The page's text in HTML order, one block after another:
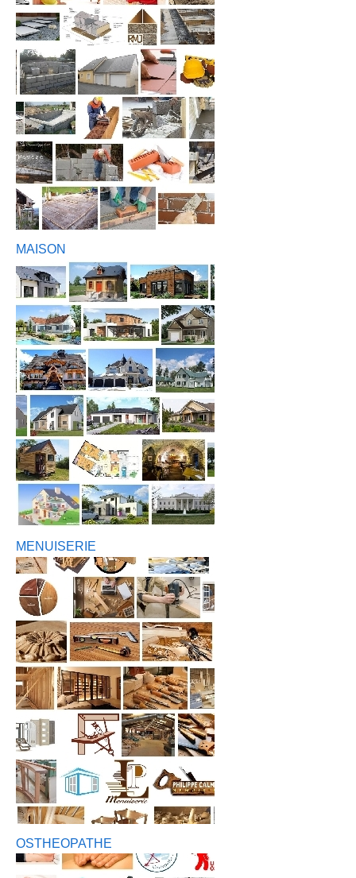
MAISON
MENUISERIE
OSTHEOPATHE